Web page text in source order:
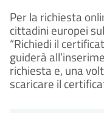
Per la richiesta
cittadini europei
“Richiedi il
guiderà
richiesta e, una
scaricare il